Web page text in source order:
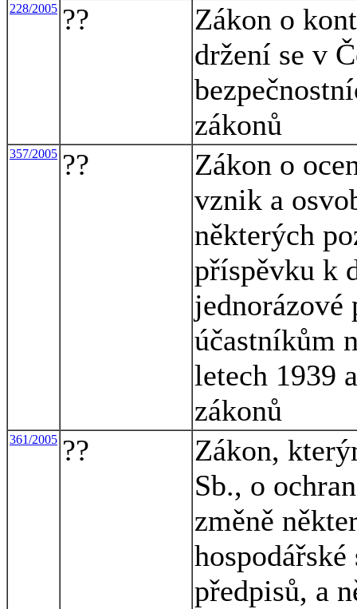
228/2005 ??
Zákon o
držení se v
zákonů
357/2005 ??
Zákon o
vznik a
některých
příspěvku k
jednorázové
účastníkům
letech 1939
zákonů
361/2005 ??
Zákon,
Sb., o
změně
předpisů, a